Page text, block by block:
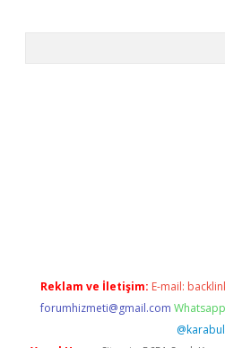
Reklam ve İletişim: E-mail:
forumhizmeti@gmail.com
@karabul